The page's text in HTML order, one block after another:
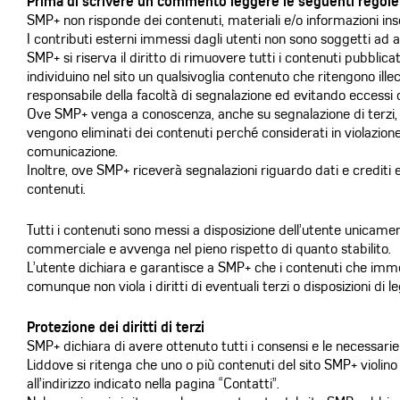
SMP+ non risponde dei contenuti, materiali e/o informazioni
I contributi esterni immessi dagli utenti non sono soggetti ad
SMP+ si riserva il diritto di rimuovere tutti i contenuti
individuino nel sito un qualsivoglia contenuto che ritengono
responsabile della facoltà di segnalazione ed evitando eccessi
Ove SMP+ venga a conoscenza, anche su segnalazione di
vengono eliminati dei contenuti perché considerati in
comunicazione.
Inoltre, ove SMP+ riceverà segnalazioni riguardo dati e
contenuti.
Tutti i contenuti sono messi a disposizione dell’utente
commerciale e avvenga nel pieno rispetto di quanto stabilito.
L’utente dichiara e garantisce a SMP+ che i contenuti che
comunque non viola i diritti di eventuali terzi o disposizioni di
Protezione dei diritti di terzi
SMP+ dichiara di avere ottenuto tutti i consensi e le
Liddove si ritenga che uno o più contenuti del sito SMP+
all’indirizzo indicato nella pagina “Contatti”.